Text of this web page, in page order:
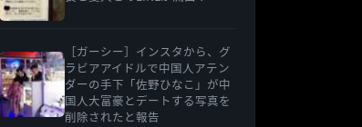
［ガーシー］インスタから、グ
ラビアアイドルで中国人アテン
ダーの手下「佐野ひなこ」が中
国人大富豪とデートする写真を
削除されたと報告